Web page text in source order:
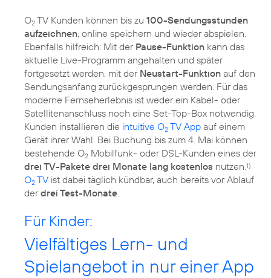
O2 TV Kunden können bis zu 100-Sendungsstunden
aufzeichnen, online speichern und wieder abspielen.
Ebenfalls hilfreich: Mit der Pause-Funktion kann das
aktuelle Live-Programm angehalten und später
fortgesetzt werden, mit der Neustart-Funktion auf den
Sendungsanfang zurückgesprungen werden. Für das
moderne Fernseherlebnis ist weder ein Kabel- oder
Satellitenanschluss noch eine Set-Top-Box notwendig.
Kunden installieren die intuitive O2 TV App auf einem
Gerät ihrer Wahl. Bei Buchung bis zum 4. Mai können
bestehende O2 Mobilfunk- oder DSL-Kunden eines der
drei TV-Pakete drei Monate lang kostenlos nutzen. 1)
O2 TV ist dabei täglich kündbar, auch bereits vor Ablauf
derdrei Test-Monate
Für Kinder:
Vielfältiges Lern- und
Spielangebot in nur einer App